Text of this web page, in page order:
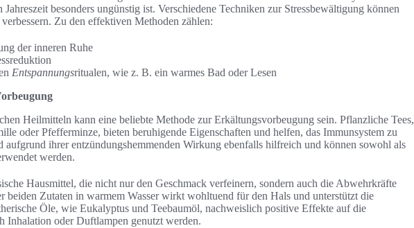
besonders ungünstig ist. Verschiedene Techniken zur Stressbewältigung können
Zu den effektiven Methoden zählen:
der inneren Ruhe
Entspannungsritualen, wie z. B. ein warmes Bad oder Lesen
Heilmitteln kann eine beliebte Methode zur Erkältungsvorbeugung sein. Pflanzliche Tees,
oder Pfefferminze, bieten beruhigende Eigenschaften und helfen, das Immunsystem zu
aufgrund ihrer entzündungshemmenden Wirkung ebenfalls hilfreich und können sowohl als
werden.
Hausmittel, die nicht nur den Geschmack verfeinern, sondern auch die Abwehrkräfte
beiden Zutaten in warmem Wasser wirkt wohltuend für den Hals und unterstützt die
Öle, wie Eukalyptus und Teebaumöl, nachweislich positive Effekte auf die
Inhalation oder Duftlampen genutzt werden.